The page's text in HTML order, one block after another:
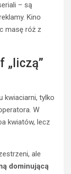
– są
Kino
masę róż z
„liczą”
kwiaciarni, tylko
W
kwiatów, lecz
ale
dominującą